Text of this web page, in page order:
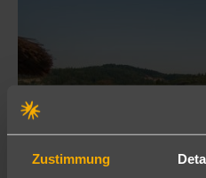
Zustimmung